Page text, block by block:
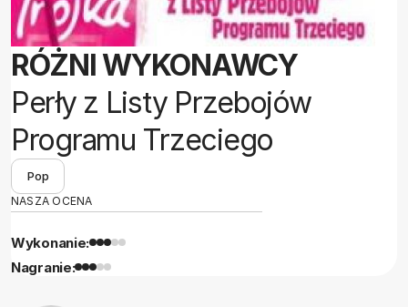
RÓŻNI WYKONAWCY
Perły z Listy Przebojów
Programu Trzeciego
Pop
NASZA OCENA
Wykonanie:
Nagranie: